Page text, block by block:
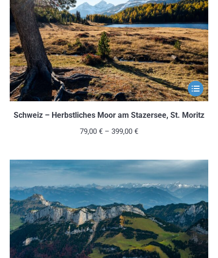
können
der
gewählt
werden
Dieses
Produkt
weist
Die
Optionen
können
auf
der
gewählt
Schweiz – Herbstliches Moor am Stazersee, St. Moritz
79,00 € – 399,00 €